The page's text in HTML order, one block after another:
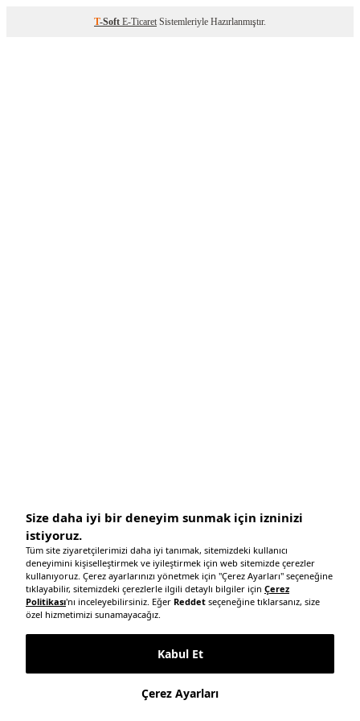
T-Soft E-Ticaret Sistemleriyle Hazırlanmıştır.